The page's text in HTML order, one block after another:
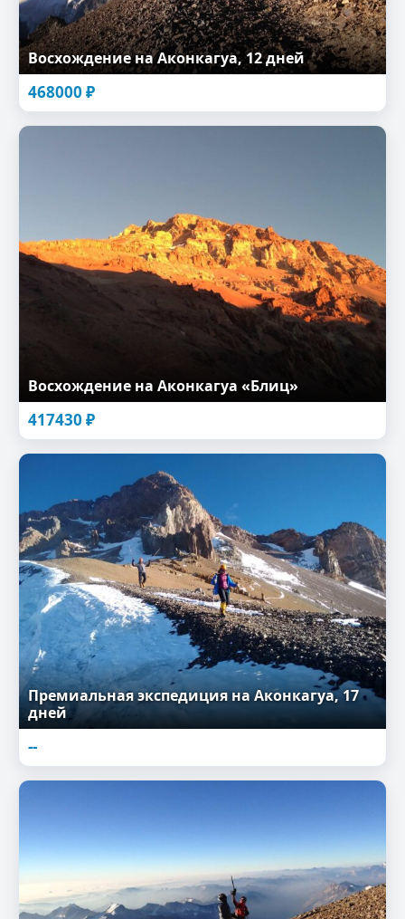
Восхождение на Аконкагуа, 12 дней
468000 ₽
Восхождение на Аконкагуа «Блиц»
417430 ₽
Премиальная экспедиция на Аконкагуа, 17
дней
--